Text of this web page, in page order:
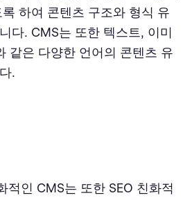
하여 콘텐츠 구조와 형식 유
다. CMS는 또한 텍스트, 이미
같은 다양한 언어의 콘텐츠 유
.
적인 CMS는 또한 SEO 친화적